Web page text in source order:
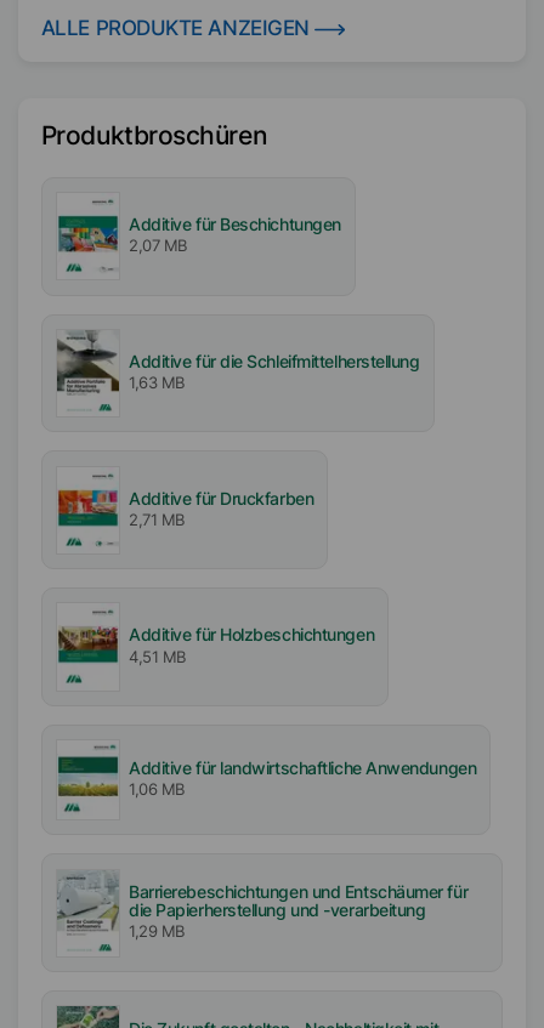
ALLE PRODUKTE ANZEIGEN
Produktbroschüren
Additive für Beschichtungen
2,07 MB
Additive für die Schleifmittelherstellung
1,63 MB
Additive für Druckfarben
2,71 MB
Additive für Holzbeschichtungen
4,51 MB
Additive für landwirtschaftliche Anwendungen
1,06 MB
Barrierebeschichtungen und Entschäumer für
die Papierherstellung und -verarbeitung
1,29 MB